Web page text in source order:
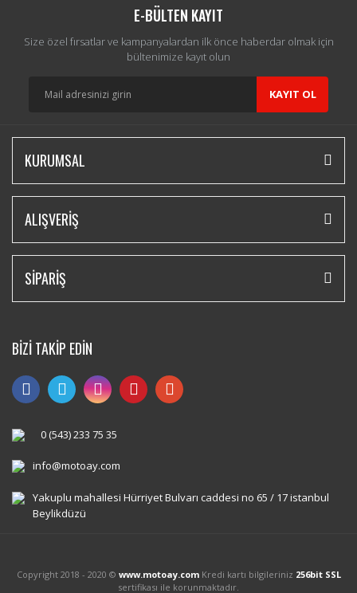
E-BÜLTEN KAYIT
Size özel fırsatlar ve kampanyalardan ilk önce haberdar olmak için
bültenimize kayıt olun
KAYIT OL
KURUMSAL
ALIŞVERİŞ
SİPARİŞ
BİZİ TAKİP EDİN
0 (543) 233 75 35
info@motoay.com
Yakuplu mahallesi Hürriyet Bulvarı caddesi no 65 / 17 istanbul
Beylikdüzü
Copyright 2018 - 2020 © www.motoay.comKredi kartı bilgileriniz 256bit SSL
sertifikası ile korunmaktadır.